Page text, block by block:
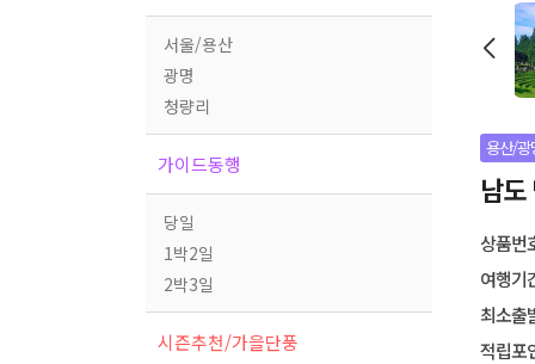
서울/용산
광명
청량리
가이드동행
당일
1박2일
2박3일
시즌추천/가을단풍
용산/광
남
상품번
여행기
최소출
적립포